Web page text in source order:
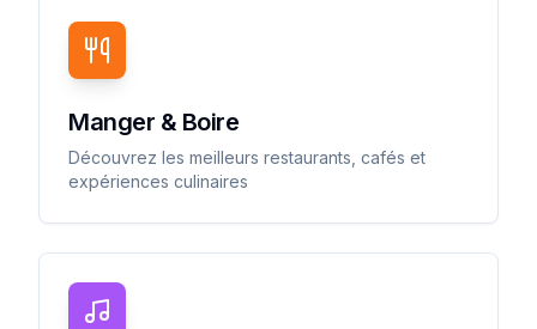
Manger & Boire
Découvrez les meilleurs restaurants, cafés et
expériences culinaires